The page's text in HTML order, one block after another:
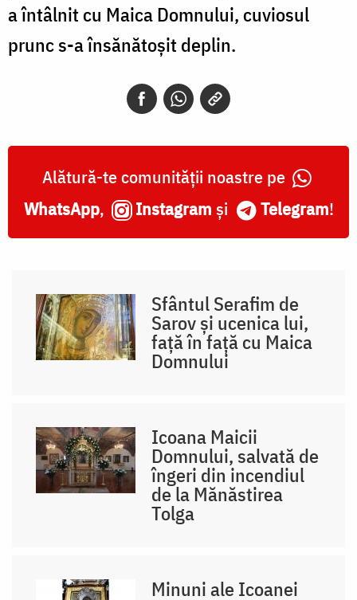
a întâlnit cu Maica Domnului, cuviosul
prunc s-a însănătoşit deplin.
Alătură-te comunității noastre pe
WhatsApp, Instagram și Telegram!
Sfântul Serafim de
Sarov și ucenica lui,
față în față cu Maica
Domnului
Icoana Maicii
Domnului, salvată de
îngeri din incendiul
de la Mănăstirea
Tolga
Minuni ale Icoanei